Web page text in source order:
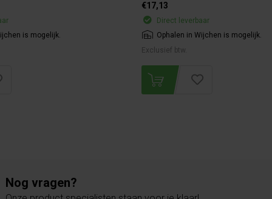
is mogelijk.
€17,13
Direct leverbaar
Ophalen in Wijchen is mogelijk.
Exclusief btw.
Nog vragen?